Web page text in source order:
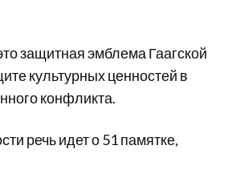
защитная эмблема Гаагской
культурных ценностей в
конфликта.
речь идет о 51 памятке,